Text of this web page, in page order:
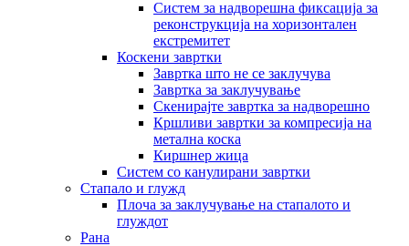
Систем за надворешна фиксација за
реконструкција на хоризонтален
екстремитет
Коскени завртки
Завртка што не се заклучува
Завртка за заклучување
Скенирајте завртка за надворешно
Кршливи завртки за компресија на
метална коска
Киршнер жица
Систем со канулирани завртки
Стапало и глужд
Плоча за заклучување на стапалото и
глуждот
Рана